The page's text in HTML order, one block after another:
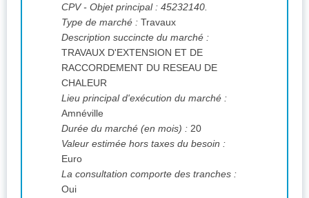
CPV- Objet principal : 45232140.
Type de marché : Travaux
Description succincte du marché :
TRAVAUX D'EXTENSION ET DE
RACCORDEMENT DU RESEAU DE
CHALEUR
Lieu principal d'exécution du marché :
Amnéville
Durée du marché (en mois) : 20
Valeur estimée hors taxes du besoin :
Euro
La consultation comporte des tranches :
Oui